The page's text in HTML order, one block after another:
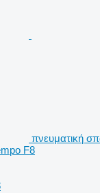
πνευματική
F8